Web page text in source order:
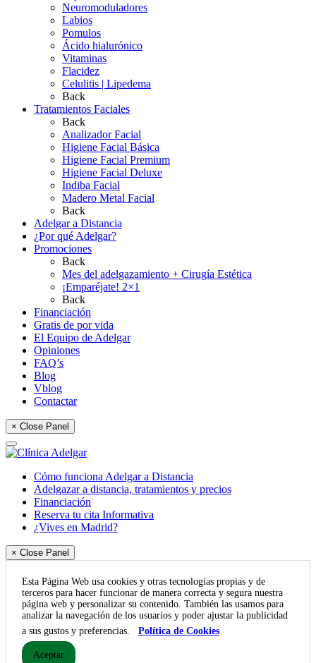
Neuromoduladores
Labios
Pomulos
Ácido hialurónico
Vitaminas
Flacidez
Celulitis | Lipedema
Back
Tratamientos Faciales
Back
Analizador Facial
Higiene Facial Básica
Higiene Facial Premium
Higiene Facial Deluxe
Indiba Facial
Madero Metal Facial
Back
Adelgar a Distancia
¿Por qué Adelgar?
Promociones
Back
Mes del adelgazamiento + Cirugía Estética
¡Emparéjate! 2×1
Back
Financiación
Gratis de por vida
El Equipo de Adelgar
Opiniones
FAQ’s
Blog
Vblog
Contactar
× Close Panel
Cómo funciona Adelgar a Distancia
Adelgazar a distancia, tratamientos y precios
Financiación
Reserva tu cita Informativa
¿Vives en Madrid?
× Close Panel
Esta Página Web usa cookies y otras tecnologías propias y de
terceros para hacer funcionar de manera correcta y segura nuestra
página web y personalizar su contenido. También las usamos para
analizar la navegación de los usuarios y poder ajustar la publicidad
a sus gustos y preferencias.
Política de Cookies
Aceptar